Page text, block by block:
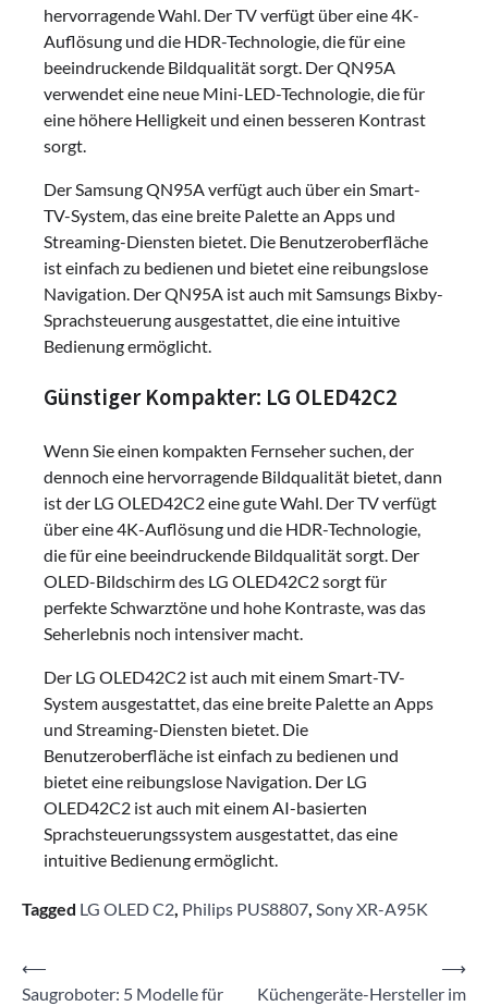
hervorragende Wahl. Der TV verfügt über eine 4K-
Auflösung und die HDR-Technologie, die für eine
beeindruckende Bildqualität sorgt. Der QN95A
verwendet eine neue Mini-LED-Technologie, die für
eine höhere Helligkeit und einen besseren Kontrast
sorgt.
Der Samsung QN95A verfügt auch über ein Smart-
TV-System, das eine breite Palette an Apps und
Streaming-Diensten bietet. Die Benutzeroberfläche
ist einfach zu bedienen und bietet eine reibungslose
Navigation. Der QN95A ist auch mit Samsungs Bixby-
Sprachsteuerung ausgestattet, die eine intuitive
Bedienung ermöglicht.
Günstiger Kompakter: LG OLED42C2
Wenn Sie einen kompakten Fernseher suchen, der
dennoch eine hervorragende Bildqualität bietet, dann
ist der LG OLED42C2 eine gute Wahl. Der TV verfügt
über eine 4K-Auflösung und die HDR-Technologie,
die für eine beeindruckende Bildqualität sorgt. Der
OLED-Bildschirm des LG OLED42C2 sorgt für
perfekte Schwarztöne und hohe Kontraste, was das
Seherlebnis noch intensiver macht.
Der LG OLED42C2 ist auch mit einem Smart-TV-
System ausgestattet, das eine breite Palette an Apps
und Streaming-Diensten bietet. Die
Benutzeroberfläche ist einfach zu bedienen und
bietet eine reibungslose Navigation. Der LG
OLED42C2 ist auch mit einem AI-basierten
Sprachsteuerungssystem ausgestattet, das eine
intuitive Bedienung ermöglicht.
Tagged LG OLED C2, Philips PUS8807, Sony XR-A95K
Beitragsnavigation
⟵
Saugroboter: 5 Modelle für
Küchengeräte-Hersteller im
⟶